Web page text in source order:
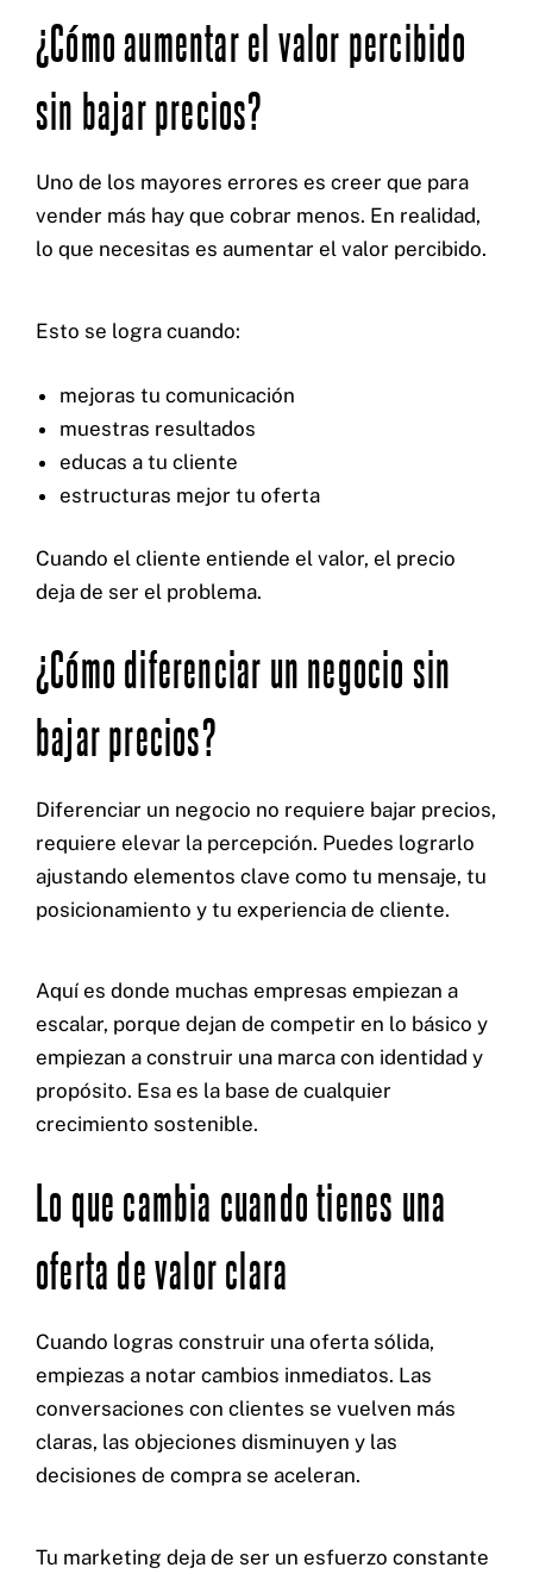
¿Cómo aumentar el valor percibido
sin bajar precios?
Uno de los mayores errores es creer que para
vender más hay que cobrar menos. En realidad,
lo que necesitas es aumentar el valor percibido.
Esto se logra cuando:
mejoras tu comunicación
muestras resultados
educas a tu cliente
estructuras mejor tu oferta
Cuando el cliente entiende el valor, el precio
deja de ser el problema.
¿Cómo diferenciar un negocio sin
bajar precios?
Diferenciar un negocio no requiere bajar precios,
requiere elevar la percepción. Puedes lograrlo
ajustando elementos clave como tu mensaje, tu
posicionamiento y tu experiencia de cliente.
Aquí es donde muchas empresas empiezan a
escalar, porque dejan de competir en lo básico y
empiezan a construir una marca con identidad y
propósito. Esa es la base de cualquier
crecimiento sostenible.
Lo que cambia cuando tienes una
oferta de valor clara
Cuando logras construir una oferta sólida,
empiezas a notar cambios inmediatos. Las
conversaciones con clientes se vuelven más
claras, las objeciones disminuyen y las
decisiones de compra se aceleran.
Tu marketing deja de ser un esfuerzo constante